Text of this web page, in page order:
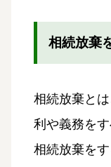
相続放棄
相続放棄と
利や義務を
相続放棄を